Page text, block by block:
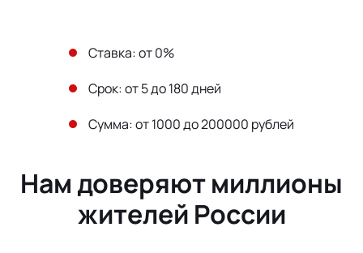
Ставка: от 0%
Срок: от 5 до 180 дней
Сумма: от 1000 до 200000 рублей
Нам доверяют миллионы
жителей России